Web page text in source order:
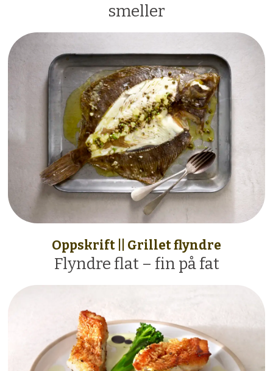
smeller
Oppskrift || Grillet flyndre
Flyndre flat – fin på fat